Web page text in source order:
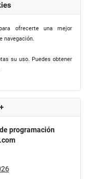
ofrecerte una mejor
navegación.
su uso. Puedes obtener
programación